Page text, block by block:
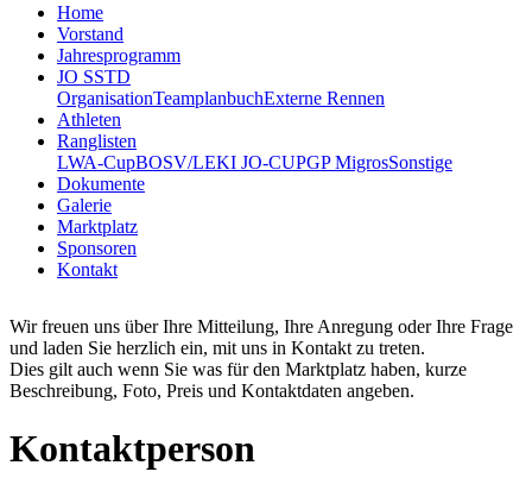
Home
Vorstand
Jahresprogramm
JO SSTD
OrganisationTeamplanbuchExterne Rennen
Athleten
Ranglisten
LWA-CupBOSV/LEKI JO-CUPGP MigrosSonstige
Dokumente
Galerie
Marktplatz
Sponsoren
Kontakt
Wir freuen uns über Ihre Mitteilung, Ihre Anregung oder Ihre Frage
und laden Sie herzlich ein, mit uns in Kontakt zu treten.
Dies gilt auch wenn Sie was für den Marktplatz haben, kurze
Beschreibung, Foto, Preis und Kontaktdaten angeben.
Kontaktperson